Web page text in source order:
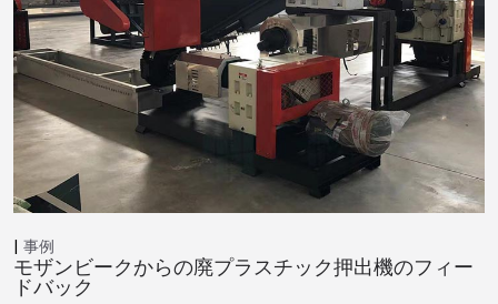
事例
モザンビークからの廃プラスチック押出機のフィー
ドバック